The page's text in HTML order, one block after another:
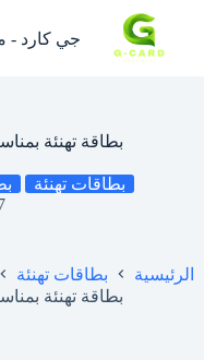
جي كارد -
بطاقة تهنئة
بطاقات تهنئة
الرئيسية بطاقات تهنئة
بطاقة تهنئة